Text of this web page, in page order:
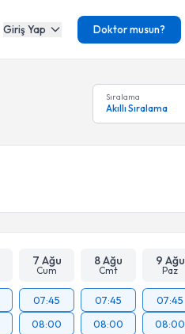
Giriş Yap Doktor musun?
Sıralama
Akıllı Sıralama
7 Ağu
Cum
8 Ağu
Cmt
9 Ağu
Paz
07:45
08:00
07:45
08:00
07:45
08:00